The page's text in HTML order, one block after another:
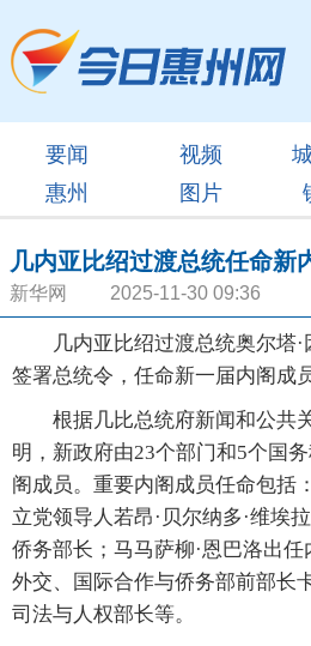
要闻 视频
惠州
图片
几内亚比绍过渡总统任命新
新华网 2025-11-30 09:36
几内亚比绍过渡总统奥尔塔·
签署总统令，任命新一届内阁成员
根据几比总统府新闻和公共
明，新政府由23个部门和5个国
阁成员。重要内阁成员任命包括
立党领导人若昂·贝尔纳多·维埃
侨务部长；马马萨柳·恩巴洛出任
外交、国际合作与侨务部前部长
司法与人权部长等。